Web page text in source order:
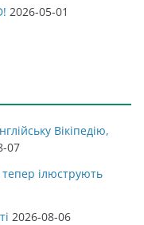
2026-05-01
Вікіпедію,
07
ілюструють
2026-08-06